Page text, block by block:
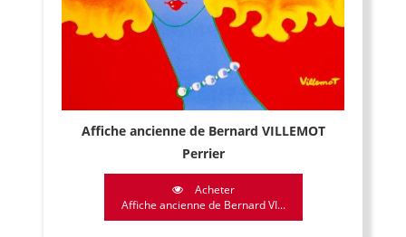
Affiche ancienne de Bernard VILLEMOT
Perrier
Acheter
Affiche ancienne de Bernard VI...